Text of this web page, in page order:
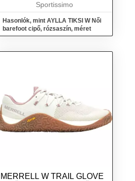
Sportissimo
Hasonlók, mint AYLLA TIKSI W Női
barefoot cipő, rózsaszín, méret
MERRELL W TRAIL GLOVE